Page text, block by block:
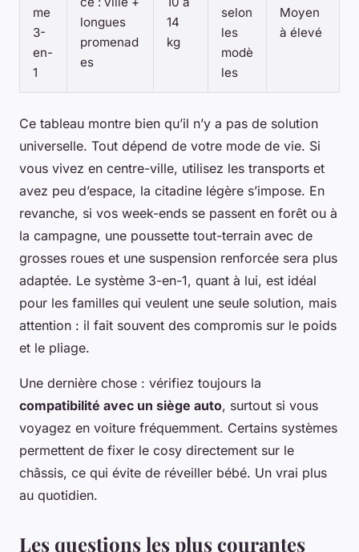
me
3-
en-
1
longues
promenad
es
14
kg
selon
les
modè
les
Moyen
à élevé
Ce tableau montre bien qu’il n’y a pas de solution
universelle. Tout dépend de votre mode de vie. Si
vous vivez en centre-ville, utilisez les transports et
avez peu d’espace, la citadine légère s’impose. En
revanche, si vos week-ends se passent en forêt ou à
la campagne, une poussette tout-terrain avec de
grosses roues et une suspension renforcée sera plus
adaptée. Le système 3-en-1, quant à lui, est idéal
pour les familles qui veulent une seule solution, mais
attention : il fait souvent des compromis sur le poids
et le pliage.
Une dernière chose : vérifiez toujours la
compatibilité avec un siège auto, surtout si vous
voyagez en voiture fréquemment. Certains systèmes
permettent de fixer le cosy directement sur le
châssis, ce qui évite de réveiller bébé. Un vrai plus
au quotidien.
Les questions les plus courantes